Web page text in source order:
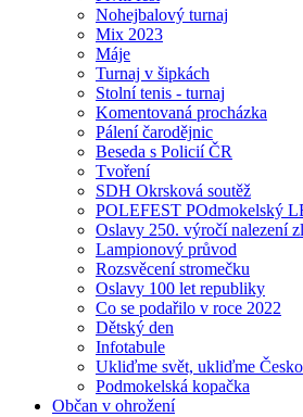
Nohejbalový turnaj
Mix 2023
Máje
Turnaj v šipkách
Stolní tenis - turnaj
Komentovaná procházka
Pálení čarodějnic
Beseda s Policií ČR
Tvoření
SDH Okrsková soutěž
POLEFEST POdmokelský
Oslavy 250. výročí nalezení
Lampionový průvod
Rozsvěcení stromečku
Oslavy 100 let republiky
Co se podařilo v roce 2022
Dětský den
Infotabule
Ukliďme svět, ukliďme Česko
Podmokelská kopačka
Občan v ohrožení